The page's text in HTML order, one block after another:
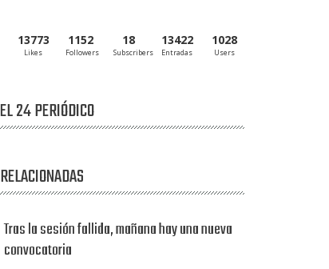
13773
Likes
1152
Followers
18
Subscribers
13422
Entradas
1028
Users
EL 24 PERIÓDICO
RELACIONADAS
Tras la sesión fallida, mañana hay una nueva
convocatoria